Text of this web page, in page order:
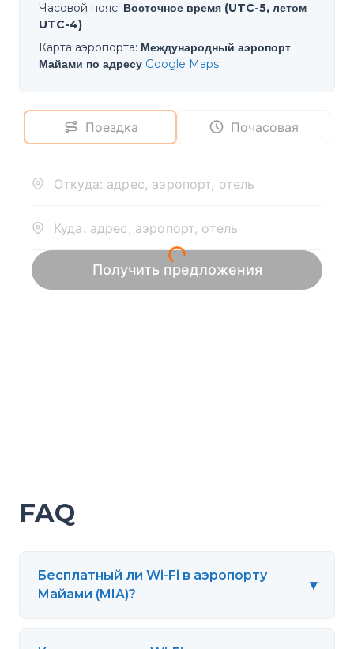
Часовой пояс: Восточное время (UTC-5, летом
UTC-4)
Карта аэропорта: Международный аэропорт
Майами по адресу Google Maps
FAQ
Бесплатный ли Wi-Fi в аэропорту
Майами (MIA)?
▾